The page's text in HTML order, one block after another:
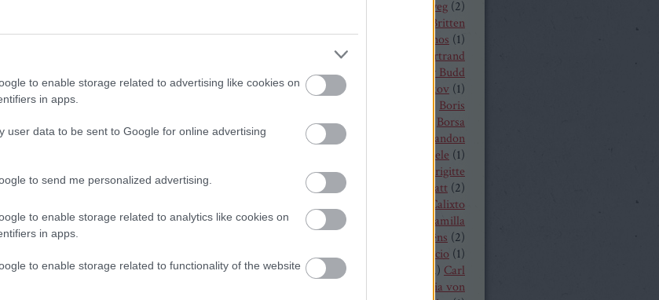
to enable storage related to advertising like cookies on
in apps.
user data to be sent to Google for online advertising
to send me personalized advertising.
to enable storage related to analytics like cookies on
in apps.
to enable storage related to functionality of the website
bélyeg (2)
Benjamin Britten
(15)Berczelly István Berkes János (1)
Bernd Alois Zimmermann
Bertrand
(2)beszámoló
Billy Budd
(2)Birgit Nilsson Bogdan Volkov (1)
Boris
Christoff(1
Borsa
Miklós
Bo Skovhus
Brandon
Bregenzer Festspiele (1)
Brenda Rae(1)
Brigitte
Fassbaender
Brindley Sherratt (2)
Calixto
Bieito
) Cameron Shahbazi
Camilla
Camille Saint-Saëns (2)
Camille Saint Saens
Capriccio (1)
Cardillac
) 1) Carl
Carl Maria von